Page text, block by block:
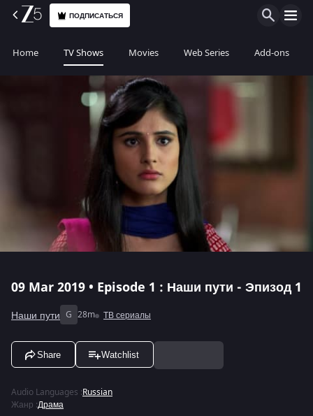
ПОДПИСАТЬСЯ
Home TV Shows Movies Web Series Add-ons
09 Mar 2019 • Episode 1 : Наши пути - Эпизод 1
Наши пути G 28m ТВ сериалы
Share Watchlist
Audio Languages :Russian
Жанр :Драма